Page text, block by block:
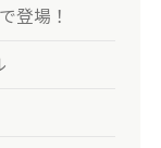
登場！